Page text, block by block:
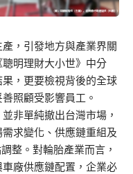
，引發地方與產業界關
明理財大小世》中分
，更要檢視背後的全球
照顧受影響員工。
非單純撤出台灣市場，
求變化、供應鏈重組及
整。對輪胎產業而言，
廠供應鏈配置，企業必